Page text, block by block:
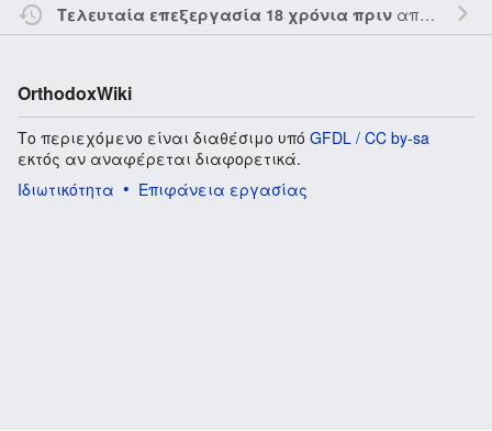
Τελευταία επεξεργασία 18 χρόνια πριναπό τον την
OrthodoxWiki
Το περιεχόμενο είναι διαθέσιμο υπό GFDL / CC by-sa
εκτός αν αναφέρεται διαφορετικά.
Ιδιωτικότητα
Επιφάνεια εργασίας